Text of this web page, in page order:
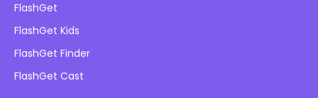
隱私政策
廣告政策
不要出售我的資訊
部落格
兒童在線安全
下載
FlashGet
FlashGet Kids
FlashGet Finder
FlashGet Cast